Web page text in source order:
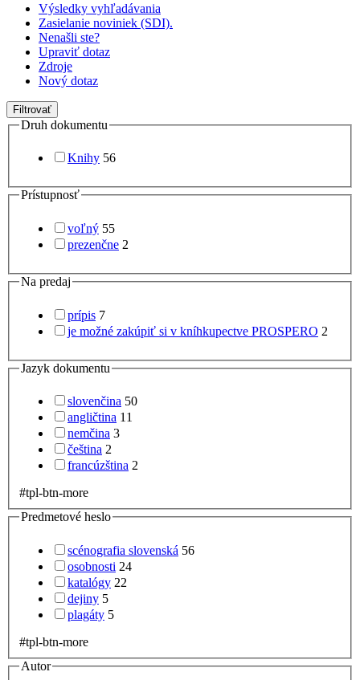
Výsledky vyhľadávania
Zasielanie noviniek (SDI).
Nenašli ste?
Upraviť dotaz
Zdroje
Nový dotaz
Filtrovať
Druh dokumentu
Knihy 56
Prístupnosť
voľný 55
prezenčne 2
Na predaj
prípis 7
je možné zakúpiť si v kníhkupectve PROSPERO 2
Jazyk dokumentu
slovenčina 50
angličtina 11
nemčina 3
čeština 2
francúzština 2
#tpl-btn-more
Predmetové heslo
scénografia slovenská 56
osobnosti 24
katalógy 22
dejiny 5
plagáty 5
#tpl-btn-more
Autor